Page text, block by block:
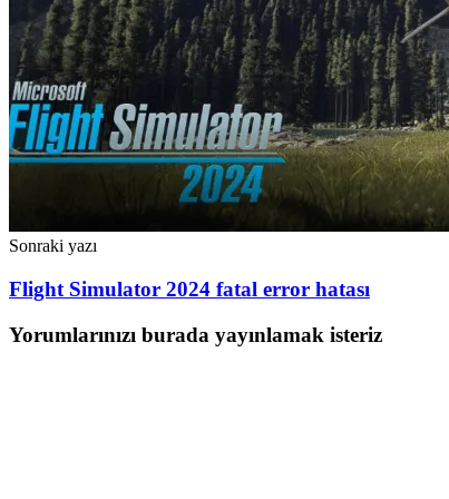
Sonraki yazı
Flight Simulator 2024 fatal error hatası
Yorumlarınızı burada yayınlamak isteriz